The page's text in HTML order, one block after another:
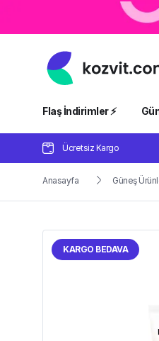
Flaş İndirimler ⚡️
Ücretsiz Kargo
Anasayfa Güneş
KARGO BEDAVA